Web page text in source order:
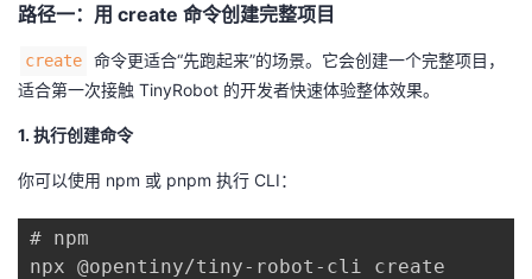
路径一：用 create 命令创建完整项目
create
命令更适合“先跑起来”的场景。它会创建一个完整项目，
适合第一次接触 TinyRobot 的开发者快速体验整体效果。
1. 执行创建命令
你可以使用 npm 或 pnpm 执行 CLI：
# npm
npx @opentiny/tiny-robot-cli create